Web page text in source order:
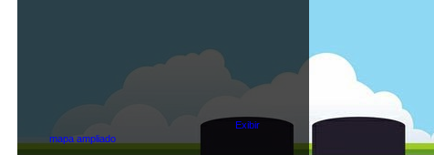
Exibir
mapa ampliado